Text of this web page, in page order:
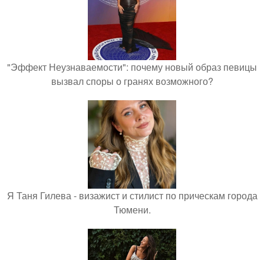
"Эффект Неузнаваемости": почему новый образ певицы
вызвал споры о гранях возможного?
Я Таня Гилева - визажист и стилист по прическам города
Тюмени.